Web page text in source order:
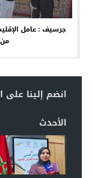
انضم إلينا
الأحدث